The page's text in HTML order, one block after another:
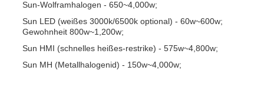
Sun-Wolframhalogen - 650~4,000w;
Sun LED (weißes 3000k/6500k optional) - 60w~600w;
Gewohnheit 800w~1,200w;
Sun HMI (schnelles heißes-restrike) - 575w~4,800w;
Sun MH (Metallhalogenid) - 150w~4,000w;